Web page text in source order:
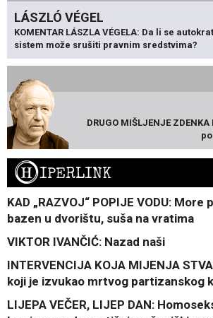
LÁSZLÓ VÉGEL
KOMENTAR LÁSZLA VÉGELA: Da li se
sistem može srušiti pravnim sredstvima?
DRUGO MIŠLJENJE
HIPERLINK
KAD „RAZVOJ“ POPIJE VODU: More
bazen u dvorištu, suša na vratima
VIKTOR IVANČIĆ: Nazad naši
INTERVENCIJA KOJA MIJENJA
koji je izvukao mrtvog partizanskog
LIJEPA VEČER, LIJEP DAN: